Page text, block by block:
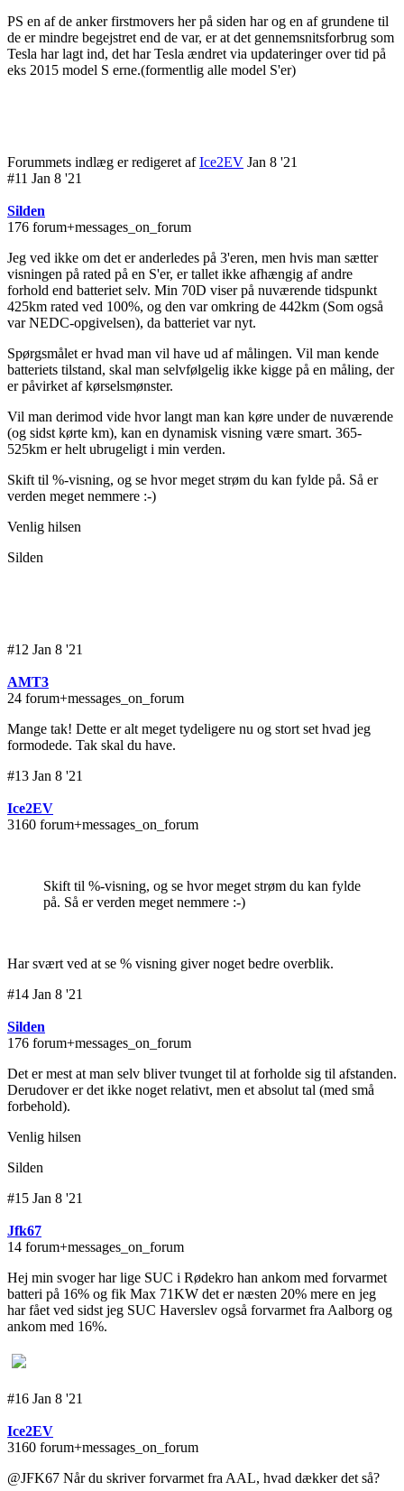
PS en af de anker firstmovers her på siden har og en af grundene til
de er mindre begejstret end de var, er at det gennemsnitsforbrug som
Tesla har lagt ind, det har Tesla ændret via updateringer over tid på
eks 2015 model S erne.(formentlig alle model S'er)
Forummets indlæg er redigeret afIce2EV Jan 8 '21
#11 Jan 8 '21
Silden
176 forum+messages_on_forum
Jeg ved ikke om det er anderledes på 3'eren, men hvis man sætter
visningen på rated på en S'er, er tallet ikke afhængig af andre
forhold end batteriet selv. Min 70D viser på nuværende tidspunkt
425km rated ved 100%, og den var omkring de 442km (Som også
var NEDC-opgivelsen), da batteriet var nyt.
Spørgsmålet er hvad man vil have ud af målingen. Vil man kende
batteriets tilstand, skal man selvfølgelig ikke kigge på en måling, der
er påvirket af kørselsmønster.
Vil man derimod vide hvor langt man kan køre under de nuværende
(og sidst kørte km), kan en dynamisk visning være smart. 365-
525km er helt ubrugeligt i min verden.
Skift til %-visning, og se hvor meget strøm du kan fylde på. Så er
verden meget nemmere :-)
Venlig hilsen
Silden
#12 Jan 8 '21
AMT3
24 forum+messages_on_forum
Mange tak! Dette er alt meget tydeligere nu og stort set hvad jeg
formodede. Tak skal du have.
#13 Jan 8 '21
Ice2EV
3160 forum+messages_on_forum
Skift til %-visning, og se hvor meget strøm du kan fylde
på. Så er verden meget nemmere :-)
Har svært ved at se % visning giver noget bedre overblik.
#14 Jan 8 '21
Silden
176 forum+messages_on_forum
Det er mest at man selv bliver tvunget til at forholde sig til afstanden.
Derudover er det ikke noget relativt, men et absolut tal (med små
forbehold).
Venlig hilsen
Silden
#15 Jan 8 '21
Jfk67
14 forum+messages_on_forum
Hej min svoger har lige SUC i Rødekro han ankom med forvarmet
batteri på 16% og fik Max 71KW det er næsten 20% mere en jeg
har fået ved sidst jeg SUC Haverslev også forvarmet fra Aalborg og
ankom med 16%.
#16 Jan 8 '21
Ice2EV
3160 forum+messages_on_forum
@JFK67 Når du skriver forvarmet fra AAL, hvad dækker det så?